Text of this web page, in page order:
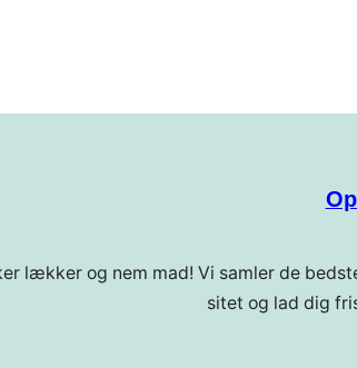
lækker og nem mad! Vi samler de
sitet og lad dig